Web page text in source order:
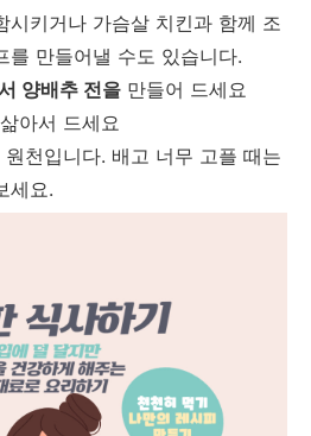
시키거나 가슴살 치킨과 함께 조
를 만들어낼 수도 있습니다.
양배추 전을 만들어 드세요
아서 드세요
천입니다. 배고 너무 고플 때는
세요.